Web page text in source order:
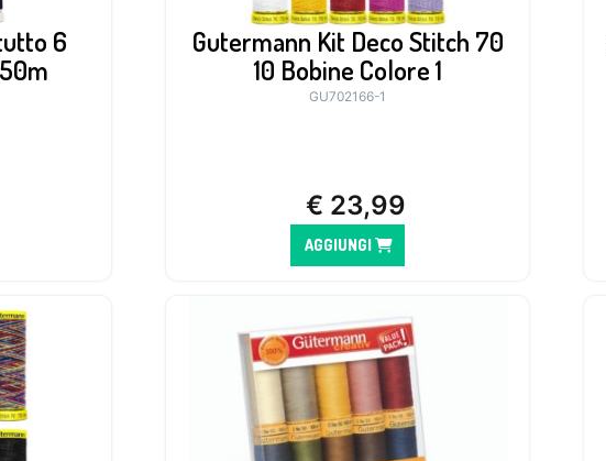
6
Gutermann Kit Deco Stitch 70
10 Bobine Colore 1
GU702166-1
€ 23,99
AGGIUNGI